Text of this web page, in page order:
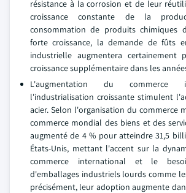
résistance à la corrosion et de leur
croissance constante de la
consommation de produits chimiques
forte croissance, la demande de fûts
industrielle augmentera certainement
croissance supplémentaire dans les
L'augmentation du commerce
l'industrialisation croissante stimulent
acier. Selon l'organisation du commerce
commerce mondial des biens et des
augmenté de 4 % pour atteindre 31,5
États-Unis, mettant l'accent sur la
commerce international et le
d'emballages industriels lourds comme
précisément, leur adoption augmente